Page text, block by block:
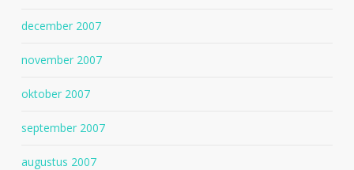
december 2007
november 2007
oktober 2007
september 2007
augustus 2007